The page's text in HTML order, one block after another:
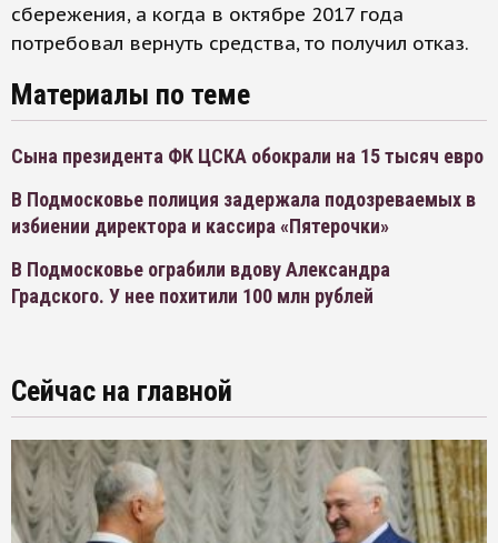
сбережения, а когда в октябре 2017 года
потребовал вернуть средства, то получил отказ.
Материалы по теме
Сына президента ФК ЦСКА обокрали на 15 тысяч евро
В Подмосковье полиция задержала подозреваемых в
избиении директора и кассира «Пятерочки»
В Подмосковье ограбили вдову Александра
Градского. У нее похитили 100 млн рублей
Сейчас на главной